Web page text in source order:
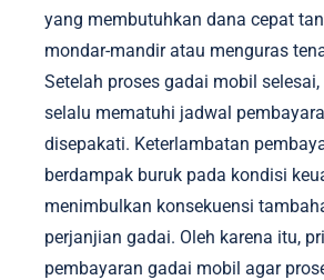
yang membutuhkan dana cepat
mondar-mandir atau menguras
Setelah proses gadai mobil
selalu mematuhi jadwal
disepakati. Keterlambatan
berdampak buruk pada kondisi
menimbulkan konsekuensi
perjanjian gadai. Oleh karena itu,
pembayaran gadai mobil agar